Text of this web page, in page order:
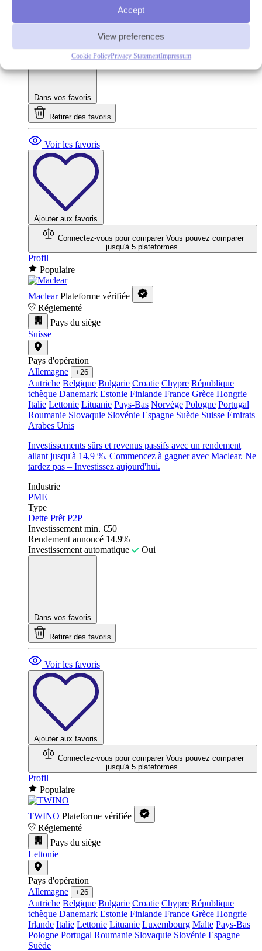
Accept
View preferences
Cookie PolicyPrivacy StatementImpressum
Dans vos favoris
Retirer des favoris
Voir les favoris
Ajouter aux favoris
Connectez-vous pour comparer Vous pouvez comparer
jusqu'à 5 plateformes.
Profil
Populaire
Maclear Plateforme vérifiée
Réglementé
Pays du siège
Suisse
Pays d'opération
Allemagne
+26
Autriche Belgique Bulgarie Croatie Chypre République
tchèque Danemark Estonie Finlande France Grèce Hongrie
Italie Lettonie Lituanie Pays-Bas Norvège Pologne Portugal
Roumanie Slovaquie Slovénie Espagne Suède Suisse Émirats
Arabes Unis
Investissements sûrs et revenus passifs avec un rendement
allant jusqu'à 14,9 %. Commencez à gagner avec Maclear. Ne
tardez pas – Investissez aujourd'hui.
Industrie
PME
Type
Dette Prêt P2P
Investissement min. €50
Rendement annoncé 14.9%
Investissement automatique
Oui
Dans vos favoris
Retirer des favoris
Voir les favoris
Ajouter aux favoris
Connectez-vous pour comparer Vous pouvez comparer
jusqu'à 5 plateformes.
Profil
Populaire
TWINO Plateforme vérifiée
Réglementé
Pays du siège
Lettonie
Pays d'opération
Allemagne
+26
Autriche Belgique Bulgarie Croatie Chypre République
tchèque Danemark Estonie Finlande France Grèce Hongrie
Irlande Italie Lettonie Lituanie Luxembourg Malte Pays-Bas
Pologne Portugal Roumanie Slovaquie Slovénie Espagne
Suède